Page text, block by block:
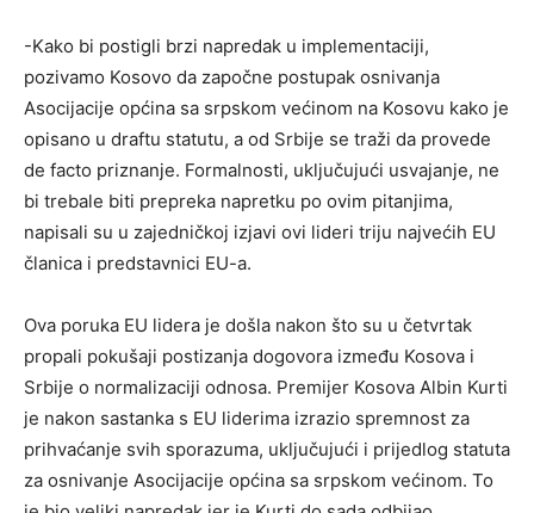
-Kako bi postigli brzi napredak u implementaciji,
pozivamo Kosovo da započne postupak osnivanja
Asocijacije općina sa srpskom većinom na Kosovu kako je
opisano u draftu statutu, a od Srbije se traži da provede
de facto priznanje. Formalnosti, uključujući usvajanje, ne
bi trebale biti prepreka napretku po ovim pitanjima,
napisali su u zajedničkoj izjavi ovi lideri triju najvećih EU
članica i predstavnici EU-a.
Ova poruka EU lidera je došla nakon što su u četvrtak
propali pokušaji postizanja dogovora između Kosova i
Srbije o normalizaciji odnosa. Premijer Kosova Albin Kurti
je nakon sastanka s EU liderima izrazio spremnost za
prihvaćanje svih sporazuma, uključujući i prijedlog statuta
za osnivanje Asocijacije općina sa srpskom većinom. To